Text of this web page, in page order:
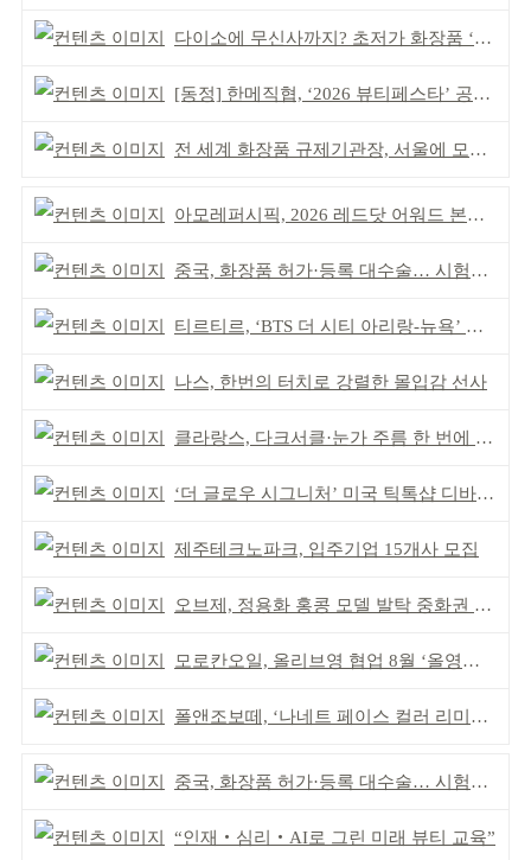
다이소에 무신사까지? 초저가 화장품 ‘전성시대’
[동정] 한메직협, ‘2026 뷰티페스타’ 공동 주최
전 세계 화장품 규제기관장, 서울에 모인다
아모레퍼시픽, 2026 레드닷 어워드 본상 2개 수상
중국, 화장품 허가·등록 대수술… 시험자료 공용 허용
티르티르, ‘BTS 더 시티 아리랑-뉴욕’ 참여
나스, 한번의 터치로 강렬한 몰입감 선사
클라랑스, 다크서클·눈가 주름 한 번에 더블 케어
‘더 글로우 시그니처’ 미국 틱톡샵 디바이스 부문 1위
제주테크노파크, 입주기업 15개사 모집
오브제, 정용화 홍콩 모델 발탁 중화권 공략 강화
모로칸오일, 올리브영 협업 8월 ‘올영픽’ 선정
폴앤조보떼, ‘나네트 페이스 컬러 리미티드’ 출시
중국, 화장품 허가·등록 대수술… 시험자료 공용 허용
“인재‧심리‧AI로 그린 미래 뷰티 교육”